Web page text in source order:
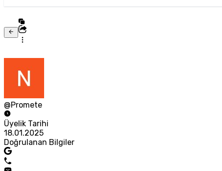
@Promete
Üyelik Tarihi
18.01.2025
Doğrulanan Bilgiler